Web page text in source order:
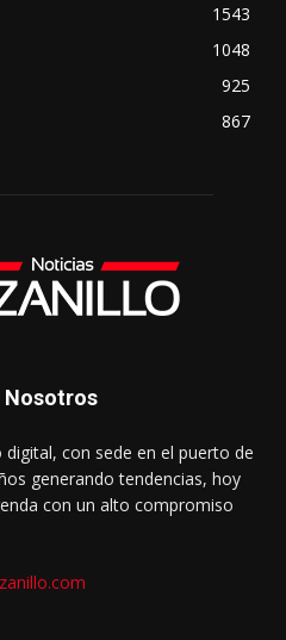
1543
1048
925
867
Nosotros
con sede en el puerto de
generando tendencias, hoy
con un alto compromiso